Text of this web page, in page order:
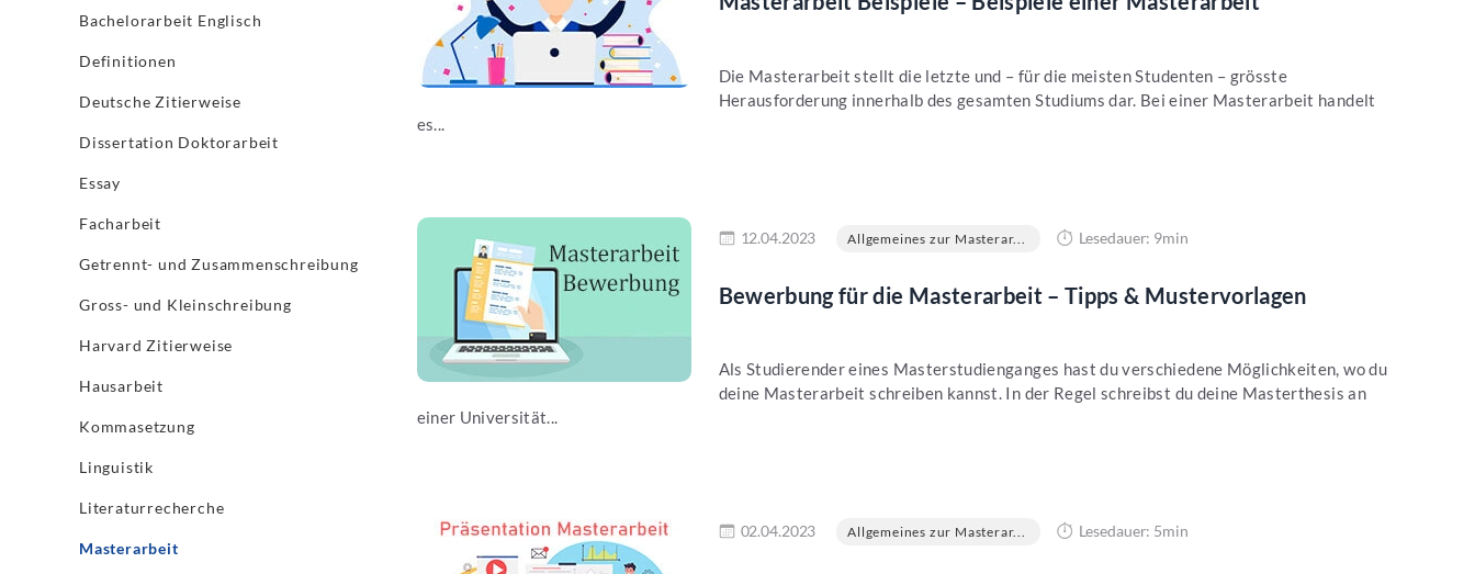
Bachelorarbeit Englisch
Definitionen
Deutsche Zitierweise
Dissertation Doktorarbeit
Essay
Facharbeit
Getrennt- und Zusammenschreibung
Gross- und Kleinschreibung
Harvard Zitierweise
Hausarbeit
Kommasetzung
Linguistik
Literaturrecherche
Masterarbeit
Die Masterarbeit stellt die letzte und – für die meisten Studenten – grösste
Herausforderung innerhalb des gesamten Studiums dar. Bei einer Masterarbeit handelt
es...
Jetzt lesen 12.04.2023 Allgemeines zur Masterar... Lesedauer: 9min
Bewerbung für die Masterarbeit – Tipps & Mustervorlagen
Als Studierender eines Masterstudienganges hast du verschiedene Möglichkeiten, wo du
deine Masterarbeit schreiben kannst. In der Regel schreibst du deine Masterthesis an
einer Universität...
Jetzt lesen 02.04.2023 Allgemeines zur Masterar... Lesedauer: 5min